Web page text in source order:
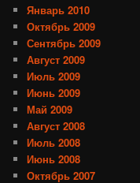
Январь 2010
Октябрь 2009
Сентябрь 2009
Август 2009
Июль 2009
Июнь 2009
Май 2009
Август 2008
Июль 2008
Июнь 2008
Октябрь 2007